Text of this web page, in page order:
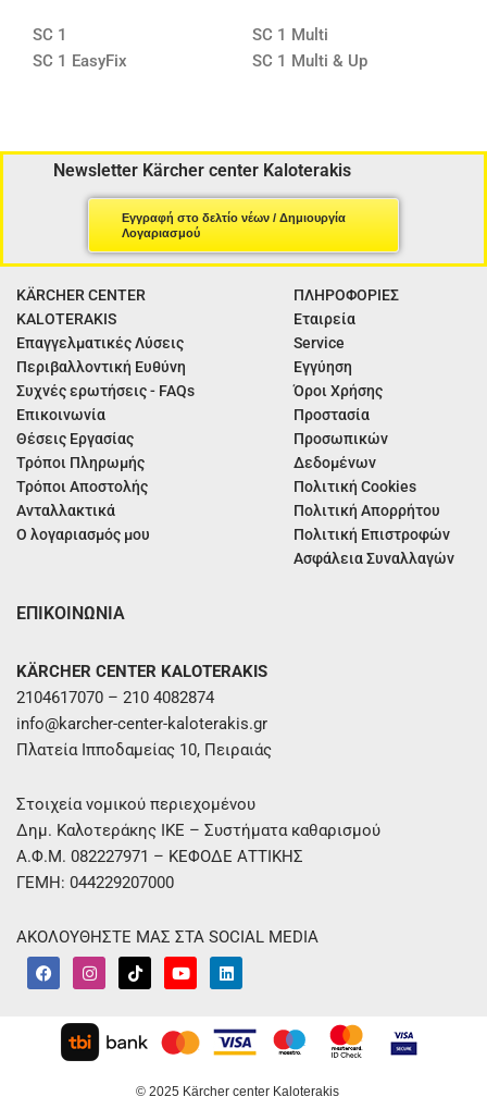
SC 1
SC 1 EasyFix
SC 1 Multi
SC 1 Multi & Up
Newsletter Kärcher center Kaloterakis
Εγγραφή στο δελτίο νέων / Δημιουργία
Λογαριασμού
KÄRCHER CENTER
KALOTERAKIS
Επαγγελματικές Λύσεις
Περιβαλλοντική Ευθύνη
Συχνές ερωτήσεις - FAQs
Επικοινωνία
Θέσεις Εργασίας
Τρόποι Πληρωμής
Τρόποι Αποστολής
Ανταλλακτικά
Ο λογαριασμός μου
ΠΛΗΡΟΦΟΡΙΕΣ
Εταιρεία
Service
Εγγύηση
Όροι Χρήσης
Προστασία
Προσωπικών
Δεδομένων
Πολιτική Cookies
Πολιτική Απορρήτου
Πολιτική Επιστροφών
Ασφάλεια Συναλλαγών
ΕΠΙΚΟΙΝΩΝΙΑ
KÄRCHER CENTER KALOTERAKIS
2104617070 – 210 4082874
info@karcher-center-kaloterakis.gr
Πλατεία Ιπποδαμείας 10, Πειραιάς
Στοιχεία νομικού περιεχομένου
Δημ. Καλοτεράκης ΙΚΕ – Συστήματα καθαρισμού
Α.Φ.Μ. 082227971 – ΚΕΦΟΔΕ ΑΤΤΙΚΗΣ
ΓΕΜΗ: 044229207000
ΑΚΟΛΟΥΘΗΣΤΕ ΜΑΣ ΣΤΑ SOCIAL MEDIA
F
a
I
n
a
g
r
T
i
k
Y
o
u
b
L
i
e
d
i
© 2025 Kärcher center Kaloterakis